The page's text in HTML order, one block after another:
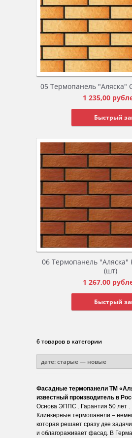
05 Термопанель "Аляска"
1 235,00
Быстрый
06 Термопанель
(шт)
1 267,00
Быстрый
6 товаров в категории
Фасадные термопанели ТМ
известный производитель в
Основа ЭППС . Гарантия 50 лет .
Клинкерные термопанели –
которая решает сразу две
и облагораживает фасад. В